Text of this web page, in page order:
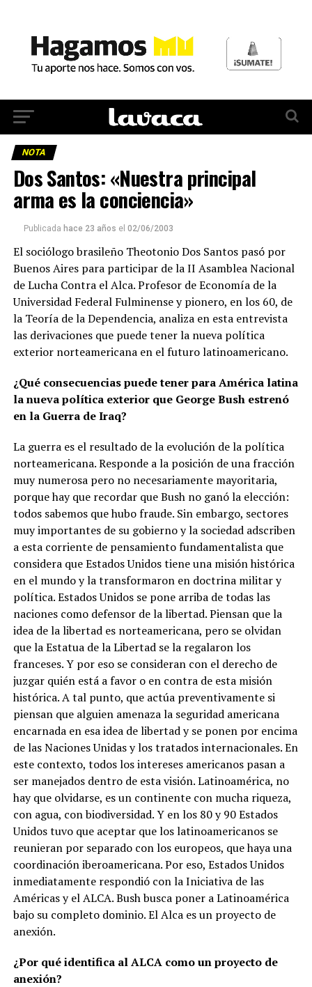
NOTA
Dos Santos: «Nuestra principal
arma es la conciencia»
Publicada hace 23 años el 02/06/2003
El sociólogo brasileño Theotonio Dos Santos pasó por
Buenos Aires para participar de la II Asamblea Nacional
de Lucha Contra el Alca. Profesor de Economía de la
Universidad Federal Fulminense y pionero, en los 60, de
la Teoría de la Dependencia, analiza en esta entrevista
las derivaciones que puede tener la nueva política
exterior norteamericana en el futuro latinoamericano.
¿Qué consecuencias puede tener para América latina
la nueva política exterior que George Bush estrenó
en la Guerra de Iraq?
La guerra es el resultado de la evolución de la política
norteamericana. Responde a la posición de una fracción
muy numerosa pero no necesariamente mayoritaria,
porque hay que recordar que Bush no ganó la elección:
todos sabemos que hubo fraude. Sin embargo, sectores
muy importantes de su gobierno y la sociedad adscriben
a esta corriente de pensamiento fundamentalista que
considera que Estados Unidos tiene una misión histórica
en el mundo y la transformaron en doctrina militar y
política. Estados Unidos se pone arriba de todas las
naciones como defensor de la libertad. Piensan que la
idea de la libertad es norteamericana, pero se olvidan
que la Estatua de la Libertad se la regalaron los
franceses. Y por eso se consideran con el derecho de
juzgar quién está a favor o en contra de esta misión
histórica. A tal punto, que actúa preventivamente si
piensan que alguien amenaza la seguridad americana
encarnada en esa idea de libertad y se ponen por encima
de las Naciones Unidas y los tratados internacionales. En
este contexto, todos los intereses americanos pasan a
ser manejados dentro de esta visión. Latinoamérica, no
hay que olvidarse, es un continente con mucha riqueza,
con agua, con biodiversidad. Y en los 80 y 90 Estados
Unidos tuvo que aceptar que los latinoamericanos se
reunieran por separado con los europeos, que haya una
coordinación iberoamericana. Por eso, Estados Unidos
inmediatamente respondió con la Iniciativa de las
Américas y el ALCA. Bush busca poner a Latinoamérica
bajo su completo dominio. El Alca es un proyecto de
anexión.
¿Por qué identifica al ALCA como un proyecto de
anexión?